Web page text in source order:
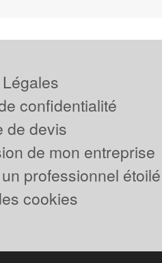
confidentialité
de devis
de mon entreprise
professionnel étoilé
cookies